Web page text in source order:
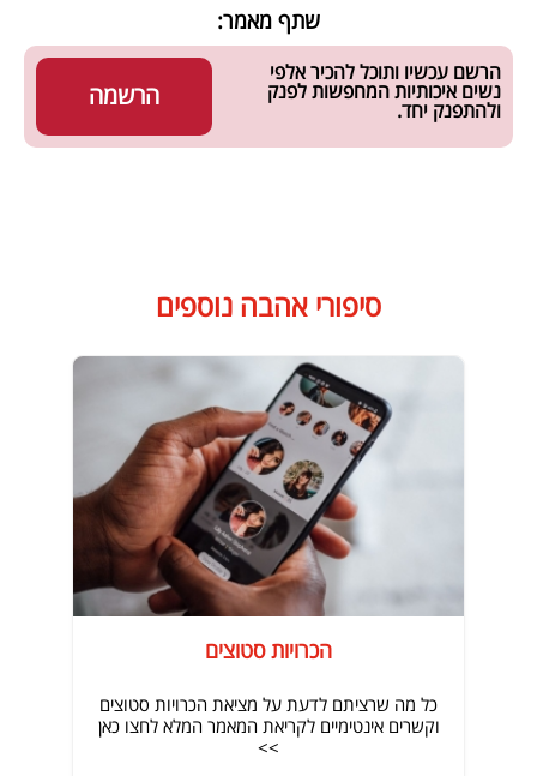
שתף מאמר:
הרשמה
הרשם עכשיו ותוכל להכיר אלפי
נשים איכותיות המחפשות לפנק
ולהתפנק יחד.
סיפורי אהבה נוספים
הכרויות סטוצים
כל מה שרציתם לדעת על מציאת הכרויות סטוצים
וקשרים אינטימיים לקריאת המאמר המלא לחצו כאן
>>